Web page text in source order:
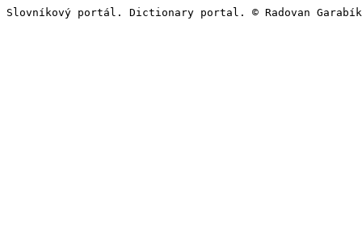
Slovníkový portál. Dictionary portal. © Radovan Garabík